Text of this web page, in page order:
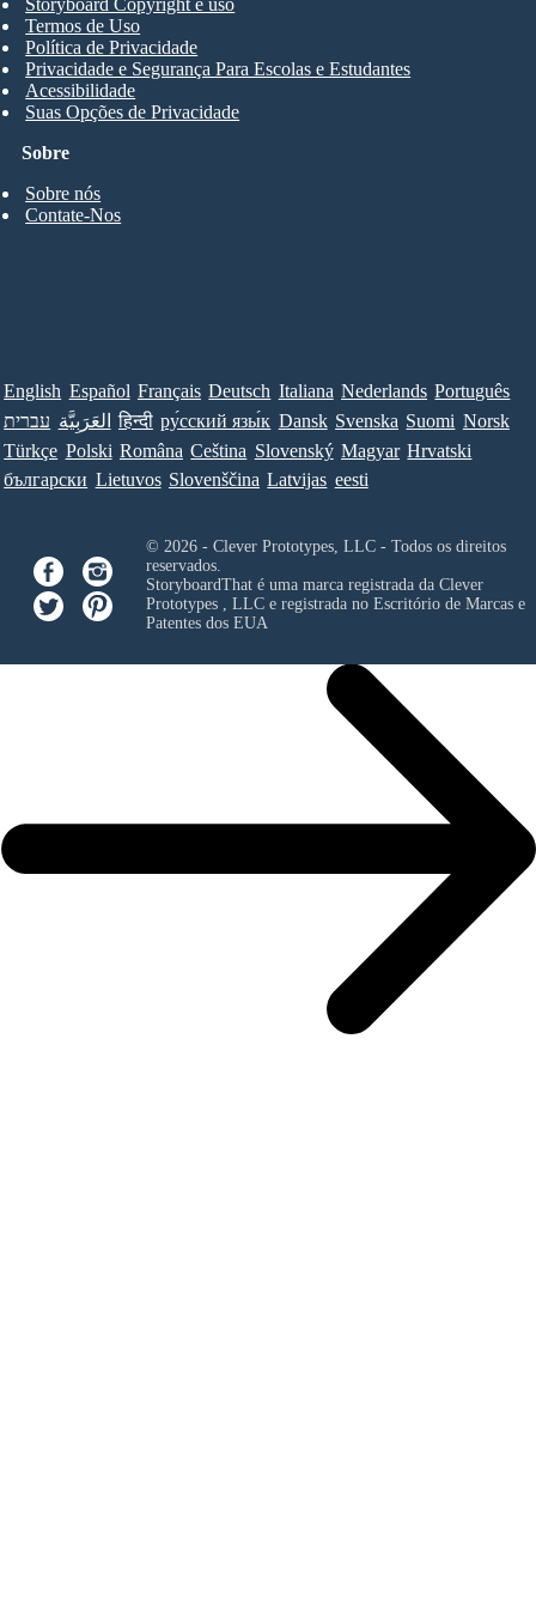
Sobre
Sobre nós
Contate-Nos
Storyboard Copyright e uso
Termos de Uso
Política de Privacidade
Privacidade e Segurança Para Escolas e Estudantes
Acessibilidade
Suas Opções de Privacidade
English Español Français Deutsch Italiana Nederlands Português
עברית العَرَبِيَّة हिन्दी ру́сский язы́к Dansk Svenska Suomi Norsk
Türkçe Polski Româna Ceština Slovenský Magyar Hrvatski
български Lietuvos Slovenščina Latvijas eesti
© 2026 - Clever Prototypes, LLC - Todos os direitos
reservados.
StoryboardThat é uma marca registrada da Clever
Prototypes , LLCe registrada no Escritório de Marcas e
Patentes dos EUA